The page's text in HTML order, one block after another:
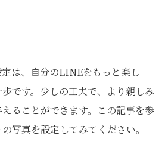
は、自分のLINEをもっと楽し
です。少しの工夫で、より親しみ
ることができます。この記事を参
写真を設定してみてください。